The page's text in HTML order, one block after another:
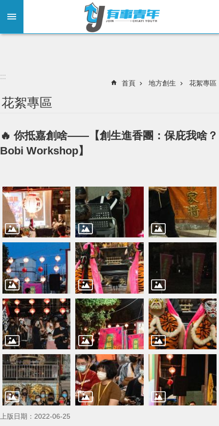
:::
首頁 地方創生 花絮專區
花絮專區
🔥 你抵嘉創啥——【創生進香團：保庇我啥？
Bobi Workshop】
上版日期：2022-06-25